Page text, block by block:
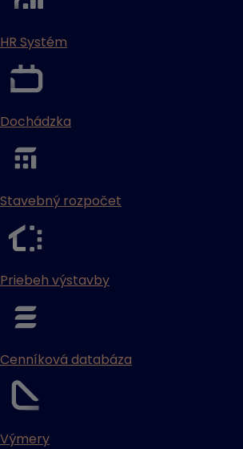
HR Systém
Dochádzka
Stavebný rozpočet
Priebeh výstavby
Cenníková databáza
Výmery